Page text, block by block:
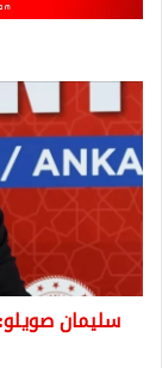
صويلو:
عرقلنا
دخول
أكثر
مليوني
غير
نظامي
سليمان